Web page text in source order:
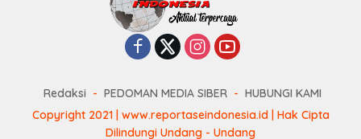
Redaksi PEDOMAN MEDIA SIBER
HUBUNGI KAMI
Copyright 2021 | www.reportaseindonesia.id | Hak Cipta
Dilindungi Undang - Undang